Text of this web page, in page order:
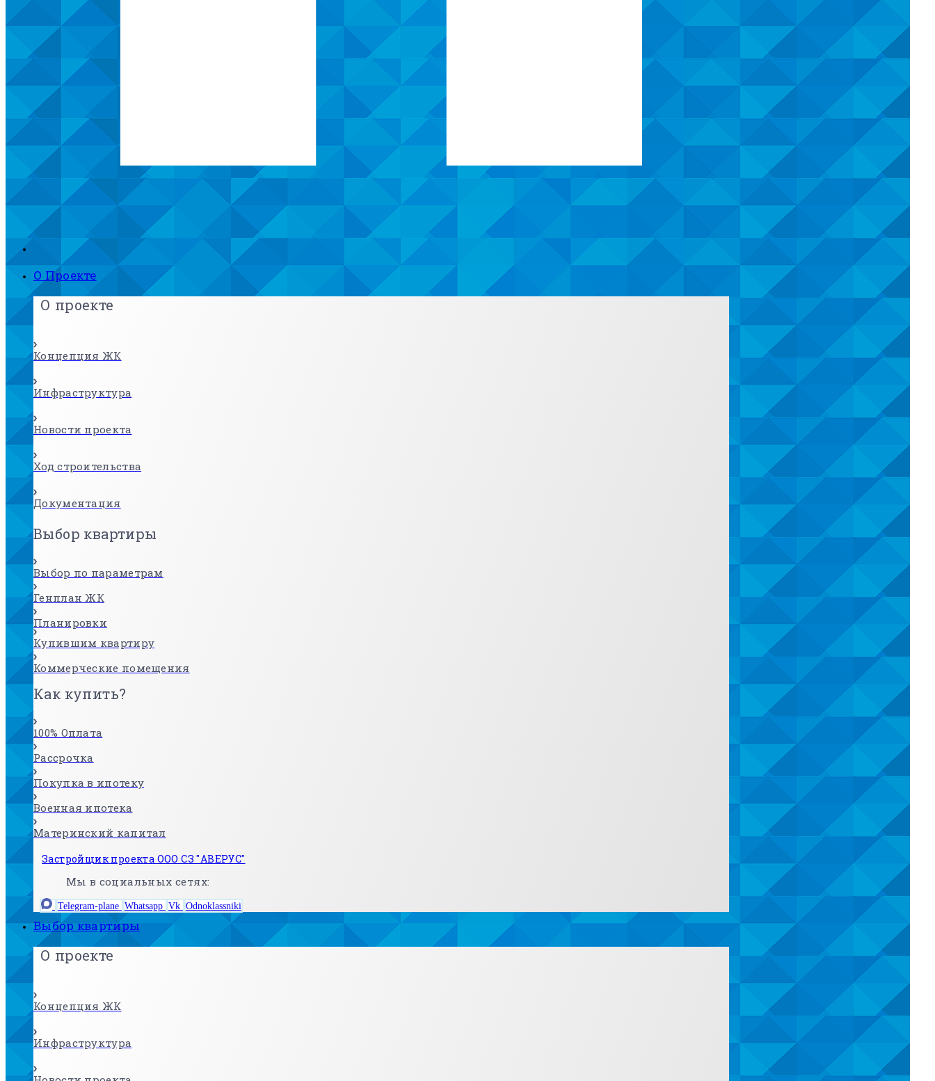
О Проекте
О проекте
Концепция ЖК
Инфраструктура
Новости проекта
Ход строительства
Документация
Выбор квартиры
Выбор по параметрам
Генплан ЖК
Планировки
Купившим квартиру
Коммерческие помещения
Как купить?
100% Оплата
Рассрочка
Покупка в ипотеку
Военная ипотека
Материнский капитал
Застройщик проекта ООО СЗ "АВЕРУС"
Мы в социальных сетях:
Telegram-plane Whatsapp Vk Odnoklassniki
Выбор квартиры
О проекте
Концепция ЖК
Инфраструктура